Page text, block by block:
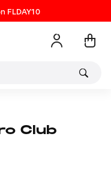
FLDAY10
Club